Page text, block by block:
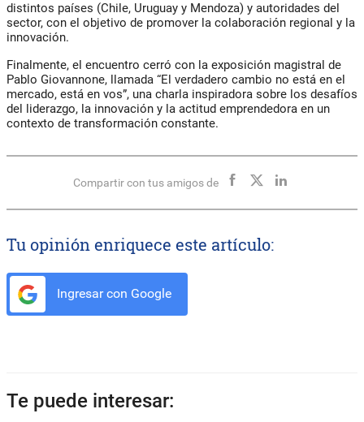
distintos países (Chile, Uruguay y Mendoza) y autoridades del
sector, con el objetivo de promover la colaboración regional y la
innovación.
Finalmente, el encuentro cerró con la exposición magistral de
Pablo Giovannone, llamada “El verdadero cambio no está en el
mercado, está en vos”, una charla inspiradora sobre los desafíos
del liderazgo, la innovación y la actitud emprendedora en un
contexto de transformación constante.
Compartir con tus amigos de
Tu opinión enriquece este artículo:
Ingresar con Google
Te puede interesar: